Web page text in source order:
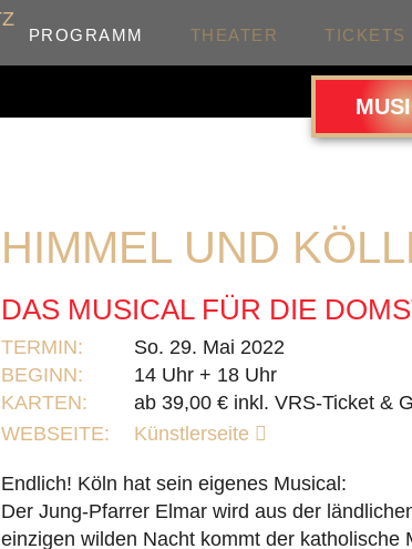
PROGRAMM THEATER TICKETS
HIMMEL UND
DAS MUSICAL FÜR DIE
TERMIN:
So. 29. Mai 2022
BEGINN:
14 Uhr + 18 Uhr
KARTEN:
ab 39,00 € inkl. VRS-Ticket &
WEBSEITE:
Künstlerseite
Endlich! Köln hat sein eigenes Musical:
Der Jung-Pfarrer Elmar wird aus der
einzigen wilden Nacht kommt der katholische